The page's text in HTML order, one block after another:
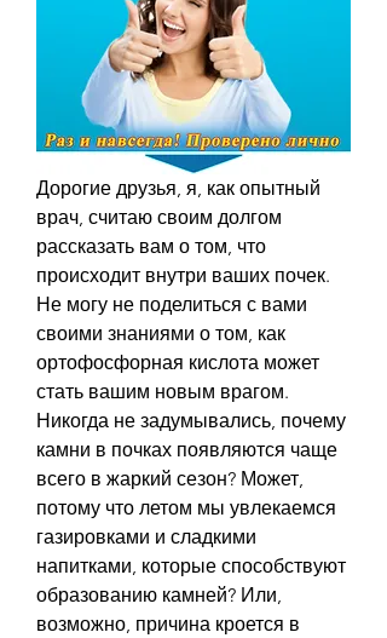
Дорогие друзья, я, как опытный
врач, считаю своим долгом
рассказать вам о том, что
происходит внутри ваших почек.
Не могу не поделиться с вами
своими знаниями о том, как
ортофосфорная кислота может
стать вашим новым врагом.
Никогда не задумывались, почему
камни в почках появляются чаще
всего в жаркий сезон? Может,
потому что летом мы увлекаемся
газировками и сладкими
напитками, которые способствуют
образованию камней? Или,
возможно, причина кроется в